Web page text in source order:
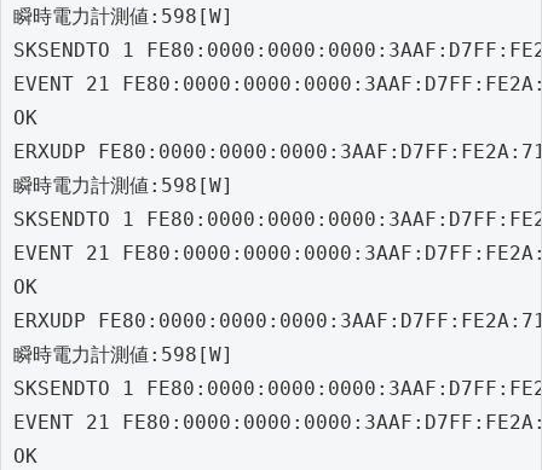
瞬時電力計測値:598[W]
SKSENDTO 1
EVENT 21
OK
ERXUDP
瞬時電力計測値:598[W]
SKSENDTO 1
EVENT 21
OK
ERXUDP
瞬時電力計測値:598[W]
SKSENDTO 1
EVENT 21
OK